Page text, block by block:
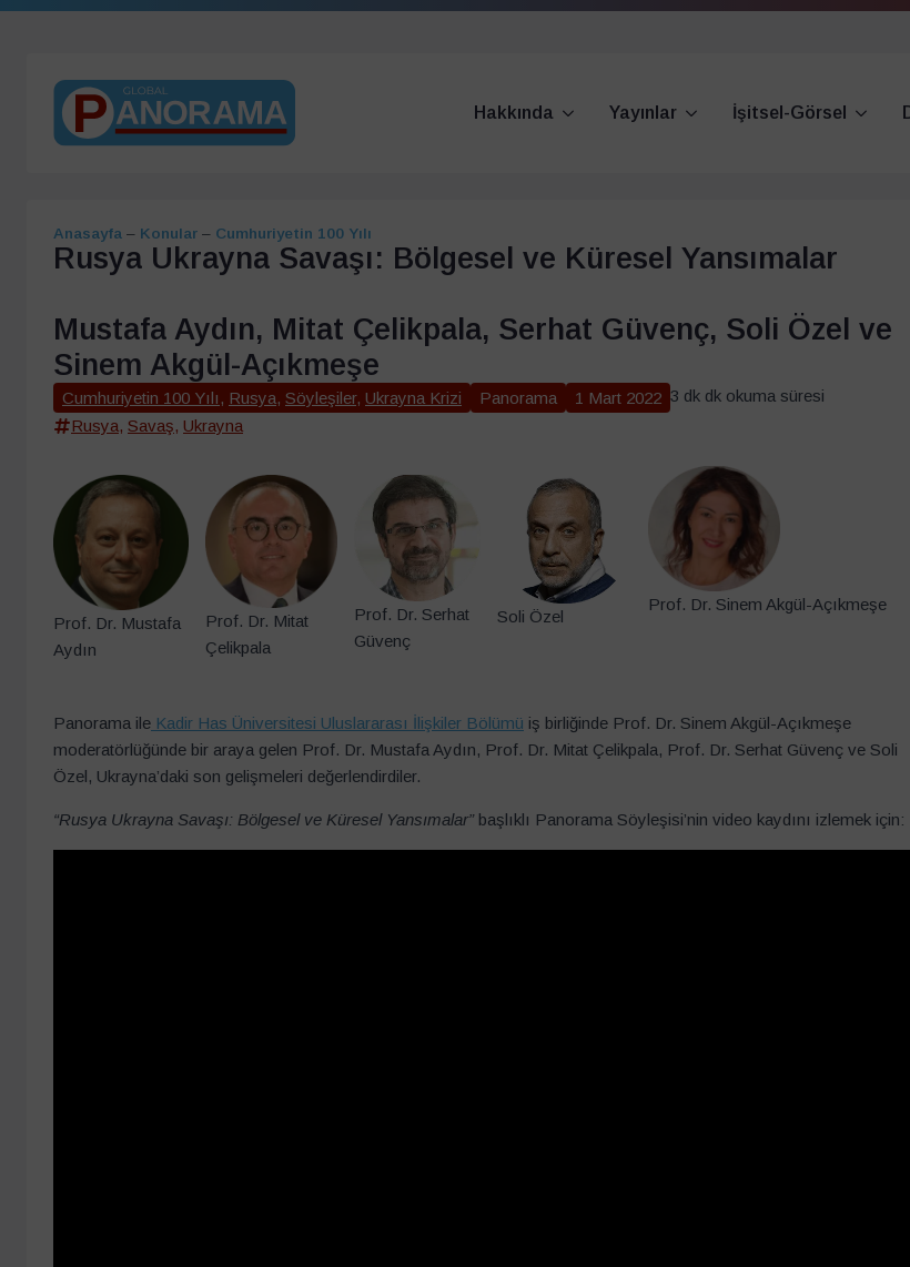
Hakkında Yayınlar İşitsel-Görsel
Anasayfa – Konular – Cumhuriyetin 100 Yılı
Rusya Ukrayna Savaşı: Bölgesel ve Küresel Yansımalar
Mustafa Aydın, Mitat Çelikpala, Serhat Güvenç, Soli Özel ve
Sinem Akgül-Açıkmeşe
Cumhuriyetin 100 Yılı , Rusya, Söyleşiler, Ukrayna Krizi Panorama 1 Mart 2022 3 dk dk okuma süresi
Rusya, Savaş, Ukrayna
Prof. Dr. Mustafa
Aydın
Prof. Dr. Mitat
Çelikpala
Prof. Dr. Serhat
Güvenç
Soli Özel
Prof. Dr. Sinem Akgül-Açıkmeşe
Panorama ile Kadir Has Üniversitesi Uluslararası İlişkiler Bölümü iş birliğinde Prof. Dr. Sinem Akgül-Açıkmeşe
moderatörlüğünde bir araya gelen Prof. Dr. Mustafa Aydın, Prof. Dr. Mitat Çelikpala, Prof. Dr. Serhat Güvenç ve Soli
Özel, Ukrayna’daki son gelişmeleri değerlendirdiler.
“Rusya Ukrayna Savaşı: Bölgesel ve Küresel Yansımalar”başlıklı Panorama Söyleşisi’nin video kaydını izlemek için: